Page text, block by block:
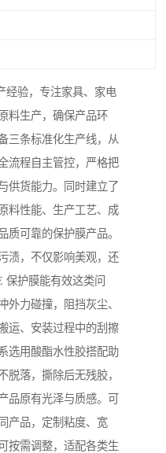
经验，专注家具、家电
料生产，确保产品环
三条标准化生产线，从
流程自主管控，严格把
供货能力。同时建立了
料性能、生产工艺、成
质可靠的保护膜产品。
渍，不仅影响美观，还
保护膜能有效这类问
外力碰撞，阻挡灰尘、
运、安装过程中的刮擦
选用酸酯水性胶搭配助
脱落，撕除后无残胶，
品原有光泽与质感。可
产品，定制粘度、宽
按需调整，适配各类生